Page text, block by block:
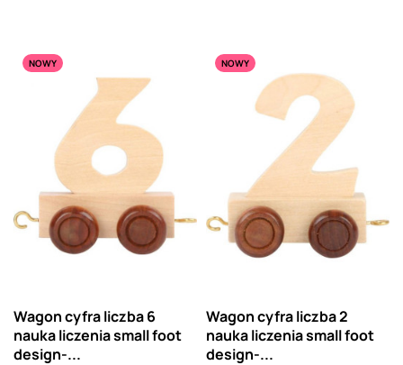
NOWY
Wagon cyfra liczba 6
nauka liczenia small foot
design-...
NOWY
Wagon cyfra liczba 2
nauka liczenia small foot
design-...